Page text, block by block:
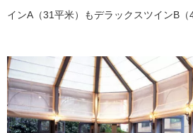
インA（31平米）もデラックスツインB（